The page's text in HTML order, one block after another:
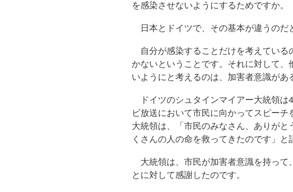
を感染させないようにするためですか。
日本とドイツで、その基本が違うのだ
自分が感染することだけを考えている
かないということです。それに対して、
いようにと考えるのは、加害者意識があ
ドイツのシュタインマイアー大統領は
ビ放送において市民に向かってスピーチ
大統領は、「市民のみなさん、ありがと
くさんの人の命を救ってきたのです」と
大統領は、市民が加害者意識を持って
とに対して感謝したのです。